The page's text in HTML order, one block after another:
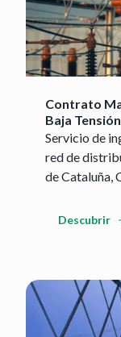
Contrato
Baja
Servicio de
red de
de Cataluña,
Descubrir